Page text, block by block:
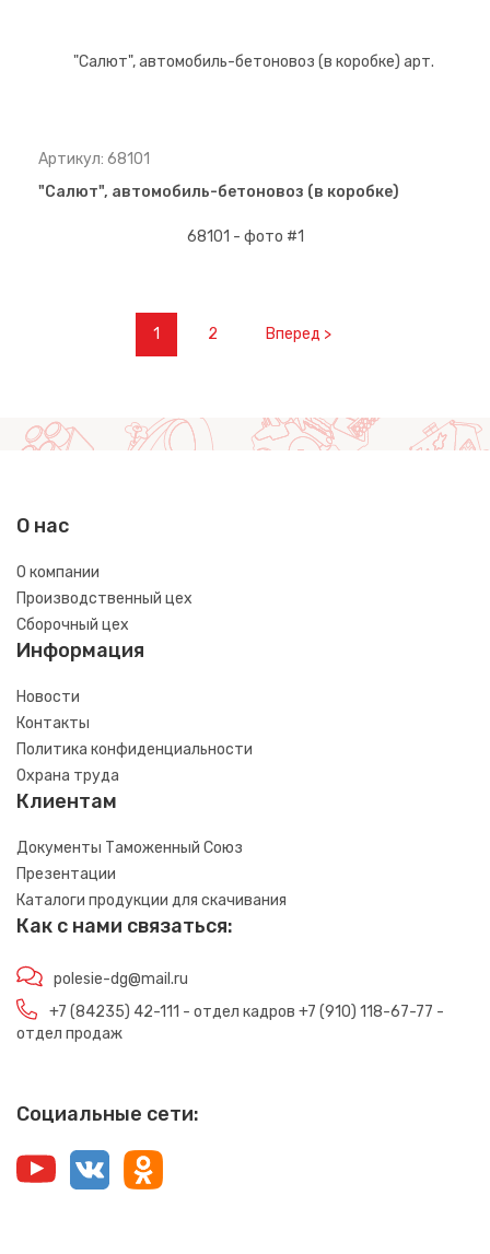
Артикул: 68101
"Салют", автомобиль-бетоновоз (в коробке)
1 2 Вперед >
О нас
О компании
Производственный цех
Сборочный цех
Информация
Новости
Контакты
Политика конфиденциальности
Охрана труда
Клиентам
Документы Таможенный Союз
Презентации
Каталоги продукции для скачивания
Как с нами связаться:
polesie-dg@mail.ru
+7 (84235) 42-111 - отдел кадров +7 (910) 118-67-77 -
отдел продаж
Социальные сети: